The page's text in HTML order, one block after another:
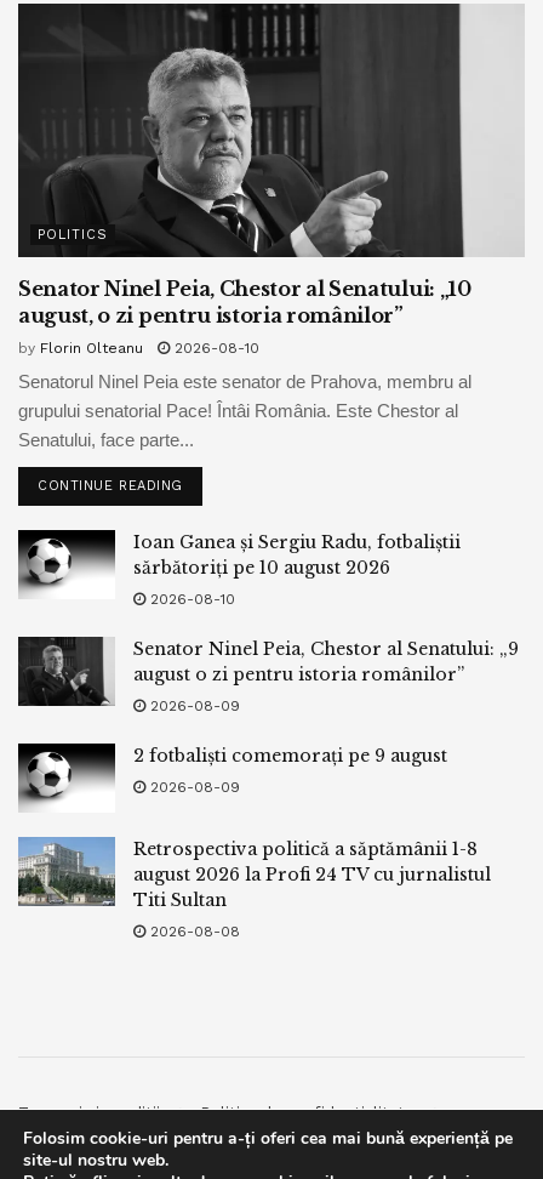
POLITICS
Senator Ninel Peia, Chestor al Senatului: „10
august, o zi pentru istoria românilor”
by Florin Olteanu 2026-08-10
Senatorul Ninel Peia este senator de Prahova, membru al
grupului senatorial Pace! Întâi România. Este Chestor al
Senatului, face parte...
CONTINUE READING
Ioan Ganea și Sergiu Radu, fotbaliștii
sărbătoriți pe 10 august 2026
2026-08-10
Senator Ninel Peia, Chestor al Senatului: „9
august o zi pentru istoria românilor”
2026-08-09
2 fotbaliști comemorați pe 9 august
2026-08-09
Retrospectiva politică a săptămânii 1-8
august 2026 la Profi 24 TV cu jurnalistul
Titi Sultan
2026-08-08
Termeni si conditii
Politica de confidentialitate
Facebook
Contact
Folosim cookie-uri pentru a-ți oferi cea mai bună experiență pe
site-ul nostru web.